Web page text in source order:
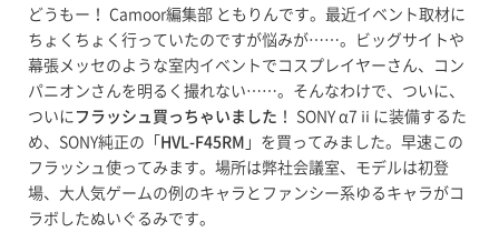
どうもー！ Camoor編集部 ともりんです。最近イベント取材に
ちょくちょく行っていたのですが悩みが……。ビッグサイトや
幕張メッセのような室内イベントでコスプレイヤーさん、コン
パニオンさんを明るく撮れない……。そんなわけで、ついに、
ついに フラッシュ買っちゃいました ！ SONY α7ⅱに装備するた
め、SONY純正の「 HVL-F45RM 」を買ってみました。早速この
フラッシュ使ってみます。場所は弊社会議室、モデルは初登
場、大人気ゲームの例のキャラとファンシー系ゆるキャラがコ
ラボしたぬいぐるみです。